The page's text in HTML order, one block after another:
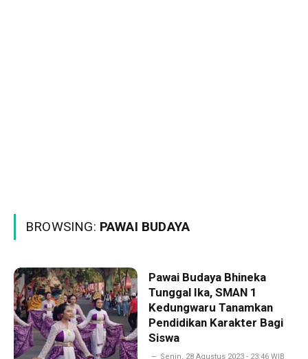
BROWSING: PAWAI BUDAYA
Pawai Budaya Bhineka
Tunggal Ika, SMAN 1
Kedungwaru Tanamkan
Pendidikan Karakter Bagi
Siswa
Senin, 28 Agustus 2023 - 23:46 WIB